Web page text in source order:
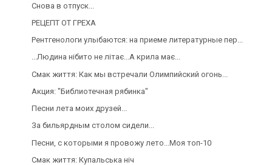
Снова в отпуск...
РЕЦЕПТ ОТ ГРЕХА
Рентгенологи улыбаются: на приеме литературные пер...
...Людина нібито не літає...А крила має...
Смак життя: Как мы встречали Олимпийский огонь...
Акция: "Библиотечная рябинка"
Песни лета моих друзей...
За бильярдным столом сидели...
Песни, с которыми я провожу лето...Моя топ-10
Смак життя: Купальська ніч